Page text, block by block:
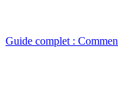
Guide complet :